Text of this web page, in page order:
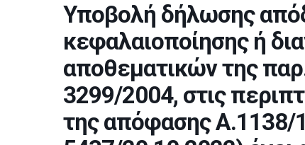
Υποβολή δήλωσης
κεφαλαιοποίησης ή
αποθεματικών της
3299/2004, στις
της απόφασης Α.1138/